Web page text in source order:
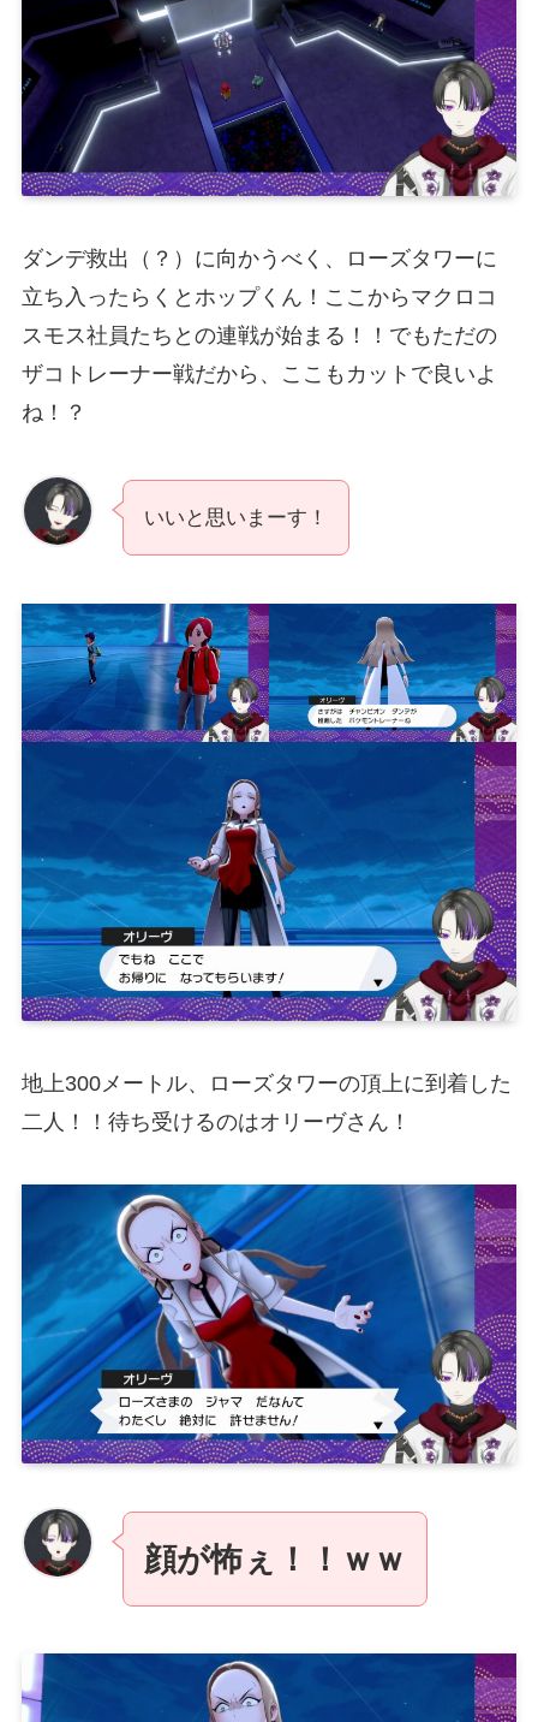
ダンデ救出（？）に向かうべく、ローズタワーに
立ち入ったらくとホップくん！ここからマクロコ
スモス社員たちとの連戦が始まる！！でもただの
ザコトレーナー戦だから、ここもカットで良いよ
ね！？
いいと思いまーす！
地上300メートル、ローズタワーの頂上に到着した
二人！！待ち受けるのはオリーヴさん！
顔が怖ぇ！！ｗｗ